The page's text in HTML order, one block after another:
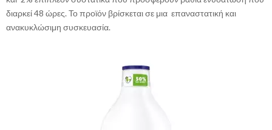
διαρκεί 48 ώρες. Το προϊόν βρίσκεται σε μια επαναστατική και
ανακυκλώσιμη συσκευασία.